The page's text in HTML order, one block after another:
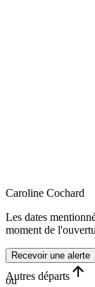
Caroline Cochard
Les dates
moment de
Recevoir une alerte
Autres départs
ou